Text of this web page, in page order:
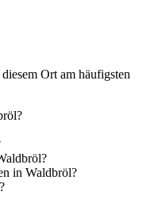
haben total falsch
anders hinzuziehen weil
es schöne Landschaften
Ort am häufigsten
in Waldbröl?